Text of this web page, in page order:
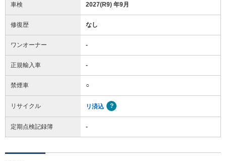
車検 2027(R9) 年9月
修復歴 なし
ワンオーナー -
正規輸入車 -
禁煙車 ○
リサイクル リ済込
定期点検記録簿 -